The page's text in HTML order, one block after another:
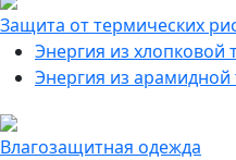
Защита от термических
Энергия из хлопковой
Энергия из арамидной
Влагозащитная одежда